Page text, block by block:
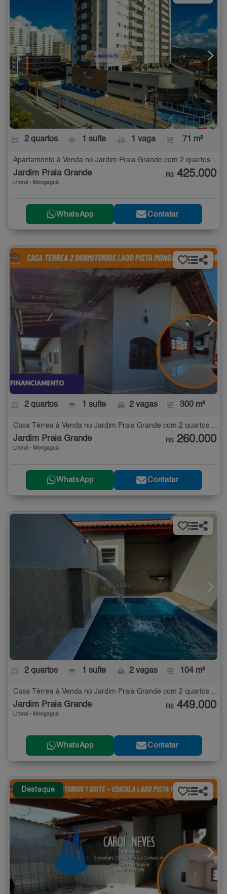
2 quartos 1 suíte 1 vaga 71 m²
Apartamento à Venda no Jardim Praia Grande com 2 quartos - 71 m²
Jardim Praia Grande
Litoral - Mongaguá
R$ 425.000
WhatsApp Contatar
2 quartos 1 suíte 2 vagas 300 m²
Casa Térrea à Venda no Jardim Praia Grande com 2 quartos - 300 m²
Jardim Praia Grande
Litoral - Mongaguá
R$ 260.000
WhatsApp Contatar
2 quartos 1 suíte 2 vagas 104 m²
Jardim Praia Grande
Litoral - Mongaguá
R$ 449.000
WhatsApp Contatar
Destaque